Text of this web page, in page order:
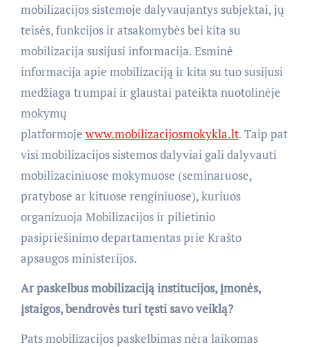
mobilizacijos sistemoje dalyvaujantys subjektai, jų
teisės, funkcijos ir atsakomybės bei kita su
mobilizacija susijusi informacija. Esminė
informacija apie mobilizaciją ir kita su tuo susijusi
medžiaga trumpai ir glaustai pateikta nuotolinėje
mokymų
platformoje www.mobilizacijosmokykla.lt. Taip pat
visi mobilizacijos sistemos dalyviai gali dalyvauti
mobilizaciniuose mokymuose (seminaruose,
pratybose ar kituose renginiuose), kuriuos
organizuoja Mobilizacijos ir pilietinio
pasipriešinimo departamentas prie Krašto
apsaugos ministerijos.
Ar paskelbus mobilizaciją institucijos, įmonės,
įstaigos, bendrovės turi tęsti savo veiklą?
Pats mobilizacijos paskelbimas nėra laikomas